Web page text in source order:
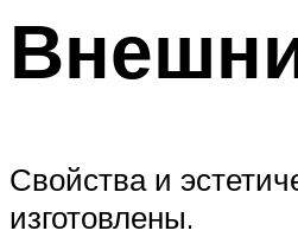
Свойства и
изготовлены.